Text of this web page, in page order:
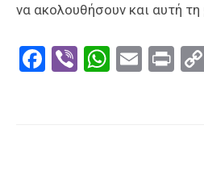
να ακολουθήσουν και αυτή
Facebook
Viber Email